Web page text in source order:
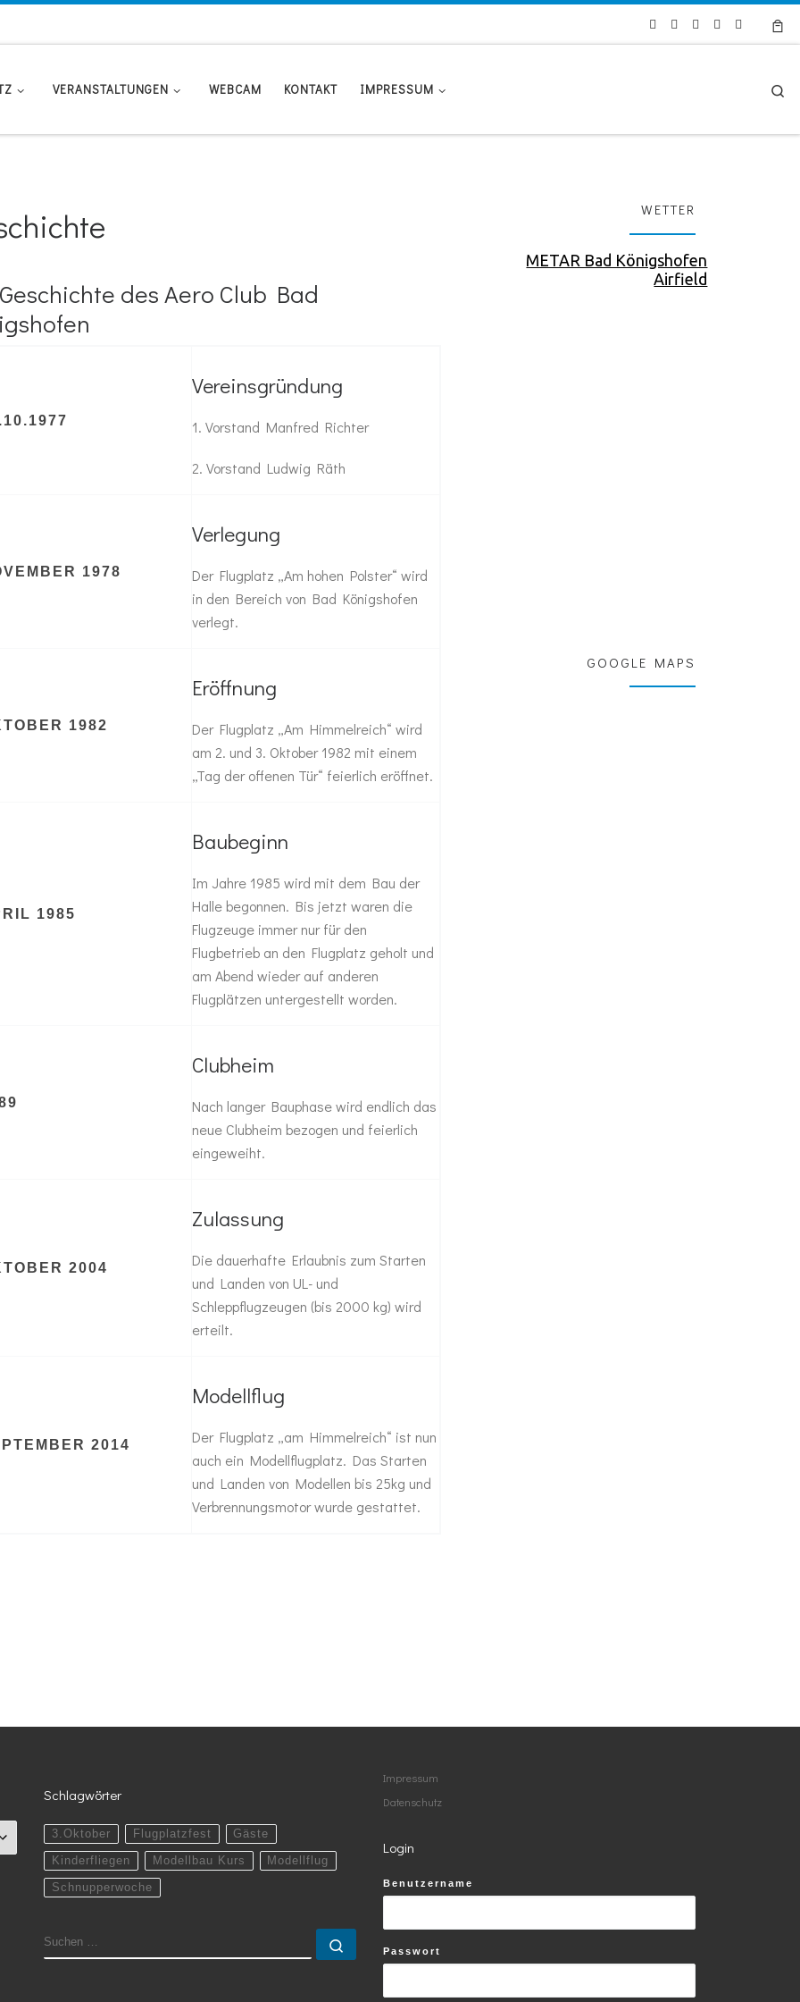
VERANSTALTUNGEN WEBCAM KONTAKT IMPRESSUM
des Aero Club Bad
Vereinsgründung
1. Vorstand Manfred Richter
2. Vorstand Ludwig Räth
1978
Verlegung
Der Flugplatz „Am hohen Polster“ wird
in den Bereich von Bad Königshofen
verlegt.
1982
Eröffnung
Der Flugplatz „Am Himmelreich“ wird
am 2. und 3. Oktober 1982 mit einem
„Tag der offenen Tür“ feierlich eröffnet.
1985
Baubeginn
Im Jahre 1985 wird mit dem Bau der
Halle begonnen. Bis jetzt waren die
Flugzeuge immer nur für den
Flugbetrieb an den Flugplatz geholt und
am Abend wieder auf anderen
Flugplätzen untergestellt worden.
Clubheim
Nach langer Bauphase wird endlich das
neue Clubheim bezogen und feierlich
eingeweiht.
2004
Zulassung
Die dauerhafte Erlaubnis zum Starten
und Landen von UL- und
Schleppflugzeugen (bis 2000 kg) wird
erteilt.
2014
Modellflug
Der Flugplatz „am Himmelreich“ ist nun
auch ein Modellflugplatz. Das Starten
und Landen von Modellen bis 25kg und
Verbrennungsmotor wurde gestattet.
WETTER
METAR Bad Königshofen
Airfield
GOOGLE MAPS
Schlagwörter
3.Oktober Flugplatzfest Gäste
Kinderfliegen Modellbau Kurs Modellflug
Schnupperwoche
SUCHE
Impressum
Datenschutz
Login
Benutzername
Passwort